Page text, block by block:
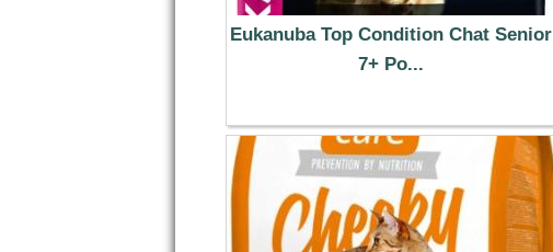
Eukanuba Top Condition Chat Senior
7+ Po...
14.99 €